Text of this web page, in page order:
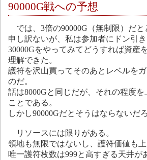
90000G戦への予想
では、3倍の90000G（無制限）だと
申し訳ないが、私は参加者にドン引き
30000Gをやってみてどうすれば資産
理解できた。
護符を沢山買ってそのあとレベルを
のだ。
話は8000Gと同じだが、それの程度を
ことである。
しかし90000Gだとそうはならないだろ
リソースには限りがある。
領地も無限ではないし、護符価値も上
唯一護符枚数は999と高すぎる天井が